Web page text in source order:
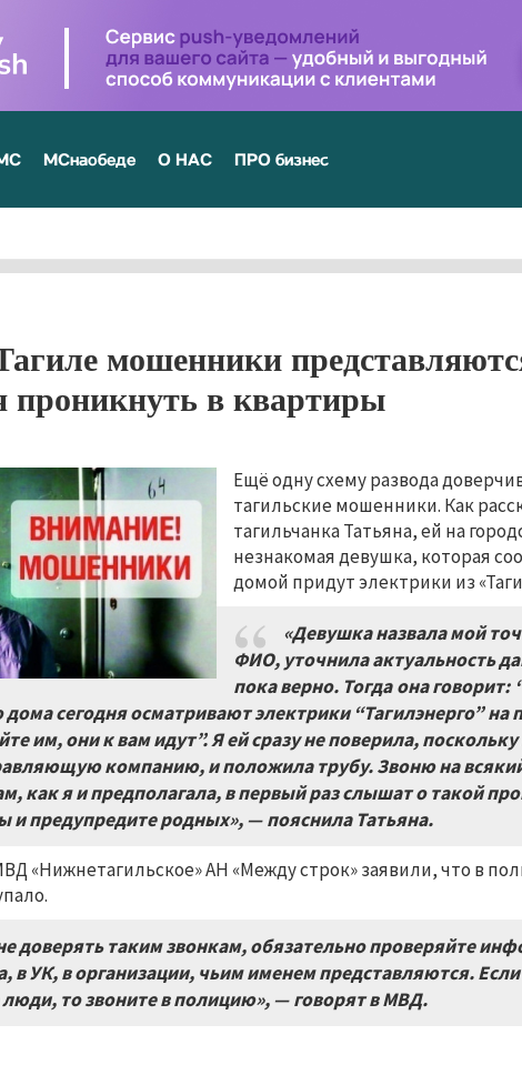
МСнаобеде О НАС ПРО бизнес
мошенники
проникнуть в квартиры
Ещё одну схему развода
тагильские мошенники. Как
тагильчанка Татьяна, ей на
незнакомая девушка, которая
домой придут электрики из
«Девушка назвала мой
ФИО, уточнила актуальность
пока верно. Тогда она говорит:
сегодня осматривают электрики “Тагилэнерго”
им, они к вам идут”. Я ей сразу не поверила,
компанию, и положила трубу. Звоню на
как я и предполагала, в первый раз слышат о такой
и предупредите родных», — пояснила Татьяна.
«Нижнетагильское» АН «Между строк» заявили, что в
доверять таким звонкам, обязательно проверяйте
в УК, в организации, чьим именем представляются.
то звоните в полицию», — говорят в МВД.